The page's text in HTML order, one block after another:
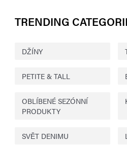
TRENDING
DŽÍNY
PETITE & TALL
OBLÍBENÉ SEZÓNNÍ
PRODUKTY
SVĚT DENIMU